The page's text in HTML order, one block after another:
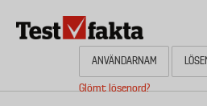
Glömt lösenord?